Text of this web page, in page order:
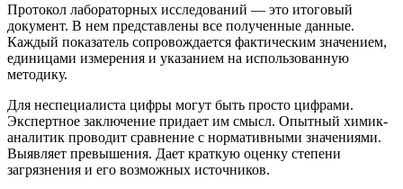
Протокол лабораторных исследований — это итоговый
документ. В нем представлены все полученные данные.
Каждый показатель сопровождается фактическим значением,
единицами измерения и указанием на использованную
методику.
Для неспециалиста цифры могут быть просто цифрами.
Экспертное заключение придает им смысл. Опытный химик-
аналитик проводит сравнение с нормативными значениями.
Выявляет превышения. Дает краткую оценку степени
загрязнения и его возможных источников.